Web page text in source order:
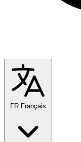
FR Français